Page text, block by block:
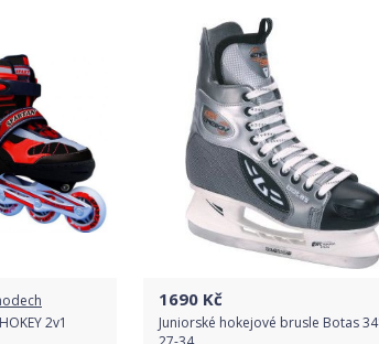
Detail produktu
2v1
1690 Kč
Juniorské hokejové brusle Botas